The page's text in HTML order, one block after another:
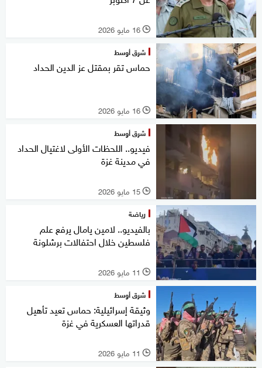
l 16 مايو 2026
شرق أوسط
حماس تقر بمقتل عز الدين الحداد
l 16 مايو 2026
شرق أوسط
فيديو.. اللحظات الأولى لاغتيال الحداد
في مدينة غزة
l 15 مايو 2026
رياضة
بالفيديو.. لامين يامال يرفع علم
فلسطين خلال احتفالات برشلونة
l 11 مايو 2026
شرق أوسط
وثيقة إسرائيلية: حماس تعيد تأهيل
قدراتها العسكرية في غزة
l 11 مايو 2026